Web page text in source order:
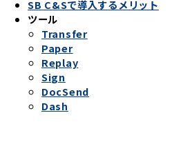
SB C&Sで導入するメリット
ツール
Transfer
Paper
Replay
Sign
DocSend
Dash